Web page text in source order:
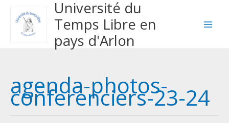
Aller
contenu
Université du
Temps Libre en
pays d'Arlon
agenda-photos-
conferenciers-23-24
Rechercher :